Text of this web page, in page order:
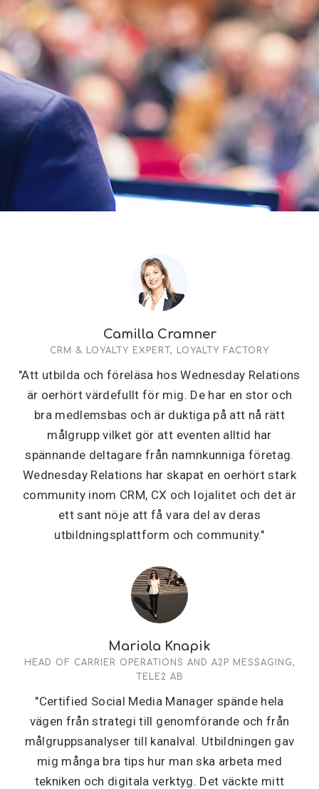
Camilla Cramner
CRM & LOYALTY EXPERT, LOYALTY FACTORY
"Att utbilda och föreläsa hos Wednesday Relations
är oerhört värdefullt för mig. De har en stor och
bra medlemsbas och är duktiga på att nå rätt
målgrupp vilket gör att eventen alltid har
spännande deltagare från namnkunniga företag.
Wednesday Relations har skapat en oerhört stark
community inom CRM, CX och lojalitet och det är
ett sant nöje att få vara del av deras
utbildningsplattform och community."
Mariola Knapik
HEAD OF CARRIER OPERATIONS AND A2P MESSAGING,
TELE2 AB
"Certified Social Media Manager spände hela
vägen från strategi till genomförande och från
målgruppsanalyser till kanalval. Utbildningen gav
mig många bra tips hur man ska arbeta med
tekniken och digitala verktyg. Det väckte mitt